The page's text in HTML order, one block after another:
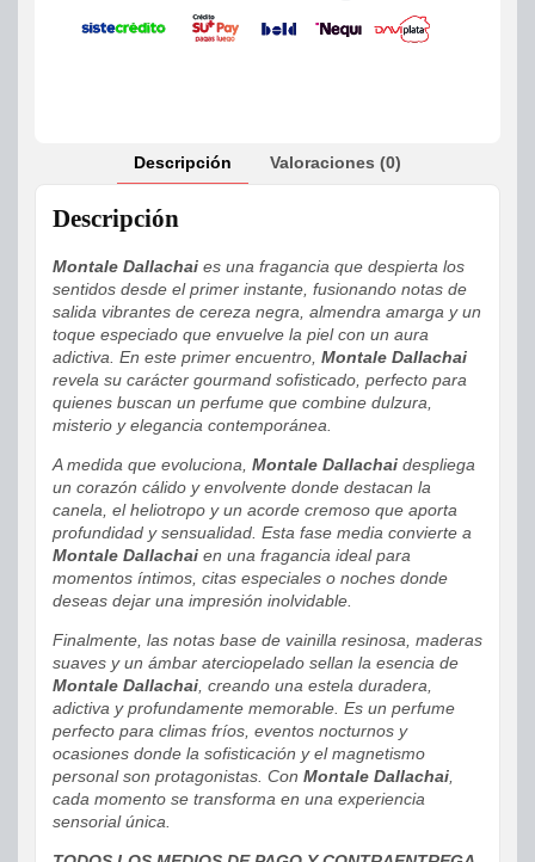
Descripción Valoraciones (0)
Descripción
Montale Dallachai es una fragancia que despierta los
sentidos desde el primer instante, fusionando notas de
salida vibrantes de cereza negra, almendra amarga y un
toque especiado que envuelve la piel con un aura
adictiva. En este primer encuentro, Montale Dallachai
revela su carácter gourmand sofisticado, perfecto para
quienes buscan un perfume que combine dulzura,
misterio y elegancia contemporánea.
A medida que evoluciona, Montale Dallachai despliega
un corazón cálido y envolvente donde destacan la
canela, el heliotropo y un acorde cremoso que aporta
profundidad y sensualidad. Esta fase media convierte a
Montale Dallachai en una fragancia ideal para
momentos íntimos, citas especiales o noches donde
deseas dejar una impresión inolvidable.
Finalmente, las notas base de vainilla resinosa, maderas
suaves y un ámbar aterciopelado sellan la esencia de
Montale Dallachai , creando una estela duradera,
adictiva y profundamente memorable. Es un perfume
perfecto para climas fríos, eventos nocturnos y
ocasiones donde la sofisticación y el magnetismo
personal son protagonistas. Con Montale Dallachai
cada momento se transforma en una experiencia
sensorial única.